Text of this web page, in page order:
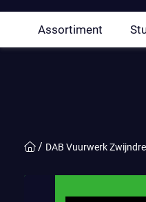
Assortiment
DAB Vuurwerk